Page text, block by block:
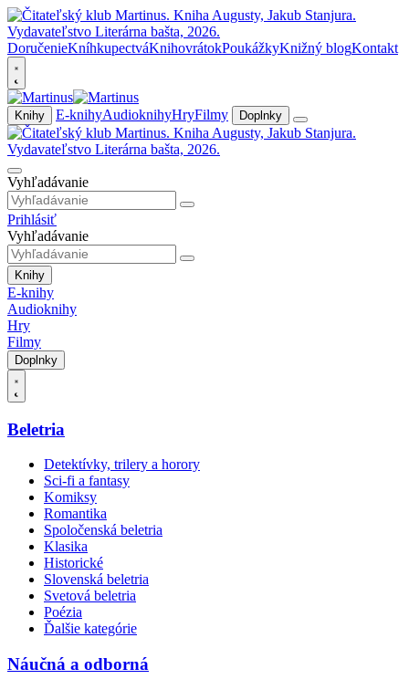
DoručenieKníhkupectváKnihovrátokPoukážkyKnižný blogKontakt
Knihy E-knihyAudioknihyHryFilmy Doplnky
Vyhľadávanie
Prihlásiť
Vyhľadávanie
Knihy
E-knihy
Audioknihy
Hry
Filmy
Doplnky
Beletria
Detektívky, trilery a horory
Sci-fi a fantasy
Komiksy
Romantika
Spoločenská beletria
Klasika
Historické
Slovenská beletria
Svetová beletria
Poézia
Ďalšie kategórie
Náučná a odborná